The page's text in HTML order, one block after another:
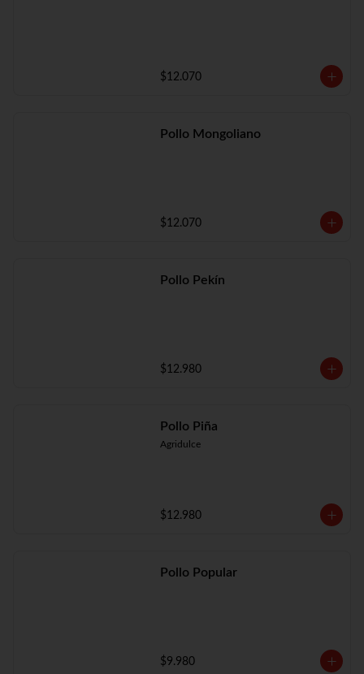
$12.070
Pollo Mongoliano
$12.070
Pollo Pekín
$12.980
Pollo Piña
Agridulce
$12.980
Pollo Popular
$9.980